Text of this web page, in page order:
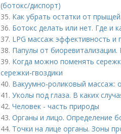
(ботокс/диспорт)
35. Как убрать остатки от
36. Ботокс делать или нет. Где и
37. LPG массаж эффективность и
38. Папулы от
39. Когда можно поменять
сережки-гвоздики
40. Вакуумно-роликовый массаж:
41. Уколы под глаза. В каких
42. Человек - часть природы
43. Органы и лицо. Определение
44. Точки на лице органы. Зоны